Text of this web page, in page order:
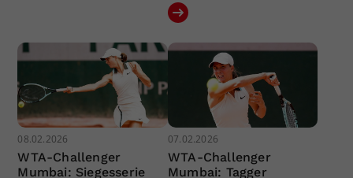
08.02.2026
WTA-Challenger
Mumbai: Siegesserie
07.02.2026
WTA-Challenger
Mumbai: Tagger